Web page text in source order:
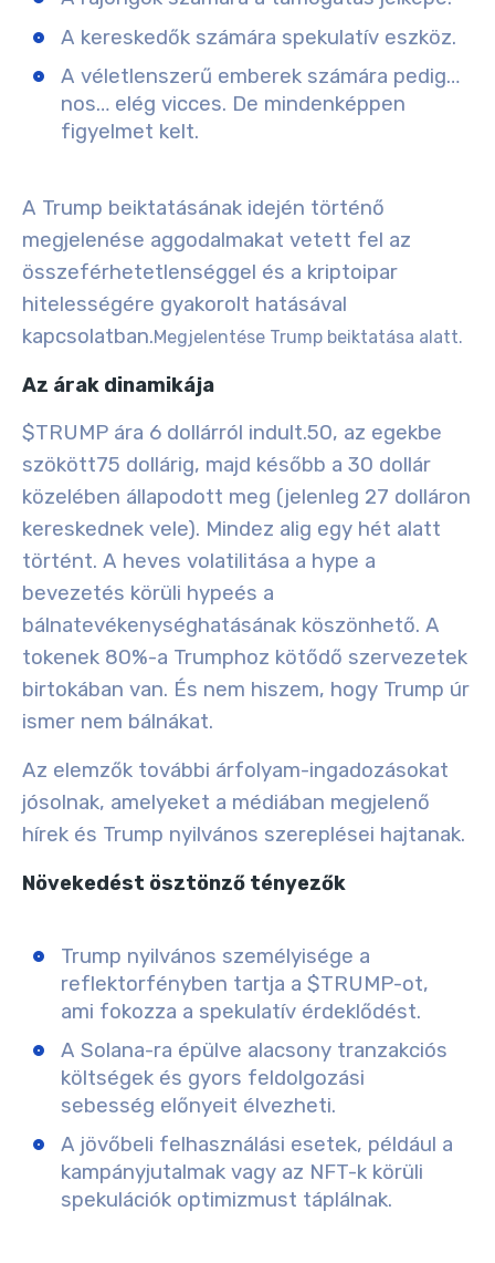
A kereskedők számára spekulatív eszköz.
A véletlenszerű emberek számára pedig…
nos… elég vicces. De mindenképpen
figyelmet kelt.
A Trump beiktatásának idején történő
megjelenése aggodalmakat vetett fel az
összeférhetetlenséggel és a kriptoipar
hitelességére gyakorolt hatásával
kapcsolatban.Megjelentése Trump beiktatása alatt.
Az árak dinamikája
$TRUMP ára 6 dollárról indult.50, az egekbe
szökött75 dollárig, majd később a 30 dollár
közelében állapodott meg (jelenleg 27 dolláron
kereskednek vele). Mindez alig egy hét alatt
történt. A heves volatilitása a hype a
bevezetés körüli hypeés a
bálnatevékenységhatásának köszönhető. A
tokenek 80%-a Trumphoz kötődő szervezetek
birtokában van. És nem hiszem, hogy Trump úr
ismer nem bálnákat.
Az elemzők további árfolyam-ingadozásokat
jósolnak, amelyeket a médiában megjelenő
hírek és Trump nyilvános szereplései hajtanak.
Növekedést ösztönző tényezők
Trump nyilvános személyisége a
reflektorfényben tartja a $TRUMP-ot,
ami fokozza a spekulatív érdeklődést.
A Solana-ra épülve alacsony tranzakciós
költségek és gyors feldolgozási
sebesség előnyeit élvezheti.
A jövőbeli felhasználási esetek, például a
kampányjutalmak vagy az NFT-k körüli
spekulációk optimizmust táplálnak.